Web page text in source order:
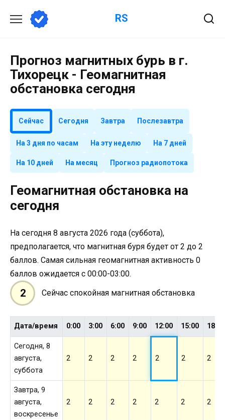
содержанию
RS
Прогноз магнитных бурь в г.
Тихорецк - Геомагнитная
обстановка сегодня
Сейчас Сегодня Завтра Послезавтра
На 3 дня по часам На эту неделю На 7 дней
На 10 дней На месяц Прогноз радиопотока
Геомагнитная обстановка на
сегодня
На сегодня 8 августа 2026 года (суббота),
предполагается, что магнитная буря будет от 2 до 2
баллов. Самая сильная геомагнитная активность 0
баллов ожидается с 00:00-03:00.
2 Сейчас спокойная магнитная обстановка
Дата/время 0:00 3:00 6:00 9:00 12:00 15:00 18:00
Сегодня, 8
августа,
суббота
2 2 2 2 2 2 2
Завтра, 9
августа,
воскресенье
2 2 2 2 2 2 2